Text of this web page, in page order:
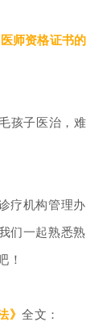
师资格证书的
孩子医治，难
疗机构管理办
们一起熟悉熟
！
》全文：